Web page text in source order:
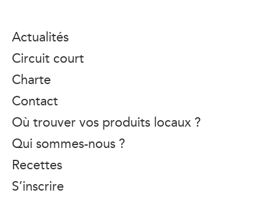
Actualités
Circuit court
Charte
Contact
Où trouver vos produits locaux ?
Qui sommes-nous ?
Recettes
S’inscrire